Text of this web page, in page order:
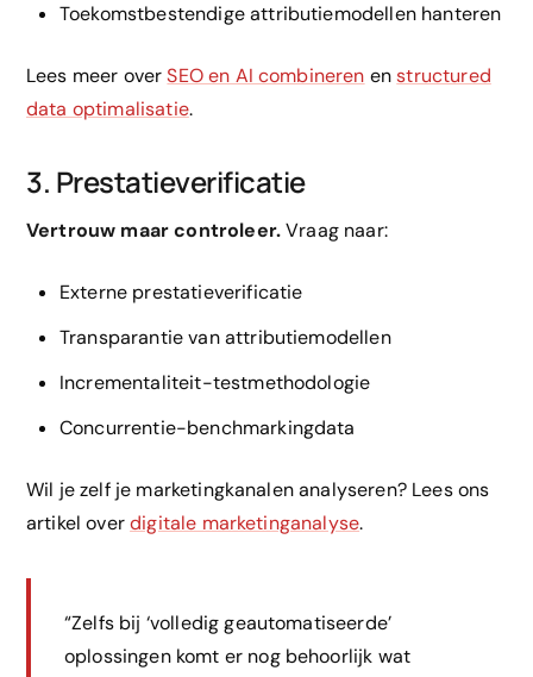
Toekomstbestendige attributiemodellen hanteren
Lees meer overSEO en AI combineren enstructured
data optimalisatie.
3. Prestatieverificatie
Vertrouw maar controleer.Vraag naar:
Externe prestatieverificatie
Transparantie van attributiemodellen
Incrementaliteit-testmethodologie
Concurrentie-benchmarkingdata
Wil je zelf je marketingkanalen analyseren? Lees ons
artikel overdigitale marketinganalyse.
“Zelfs bij ‘volledig geautomatiseerde’
oplossingen komt er nog behoorlijk wat